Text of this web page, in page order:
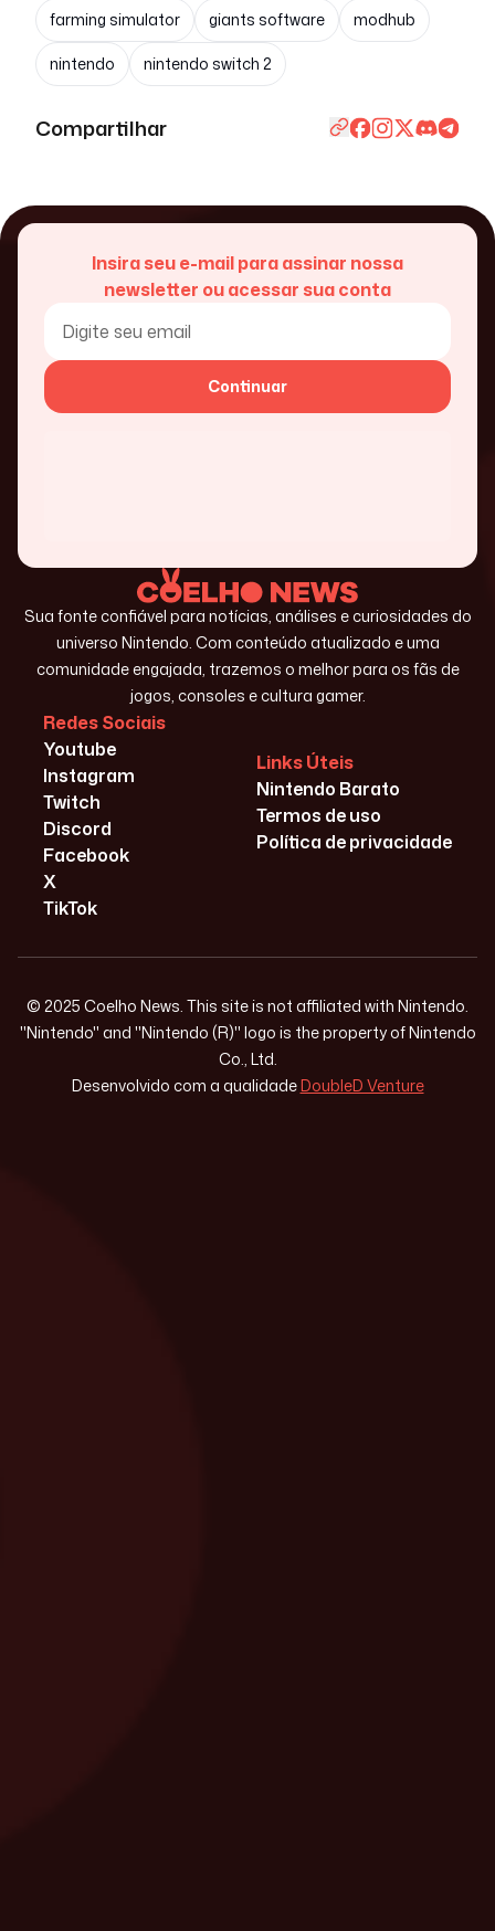
farming simulator giants software modhub
nintendo nintendo switch 2
Compartilhar
Insira seu e-mail para assinar nossa
newsletter ou acessar sua conta
Continuar
Sua fonte confiável para notícias, análises e curiosidades do
universo Nintendo. Com conteúdo atualizado e uma
comunidade engajada, trazemos o melhor para os fãs de
jogos, consoles e cultura gamer.
Redes Sociais
Youtube
Instagram
Twitch
Discord
Facebook
X
TikTok
Links Úteis
Nintendo Barato
Termos de uso
Política de privacidade
© 2025 Coelho News. This site is not affiliated with Nintendo.
"Nintendo" and "Nintendo (R)" logo is the property of Nintendo
Co., Ltd.
Desenvolvido com a qualidadeDoubleD Venture